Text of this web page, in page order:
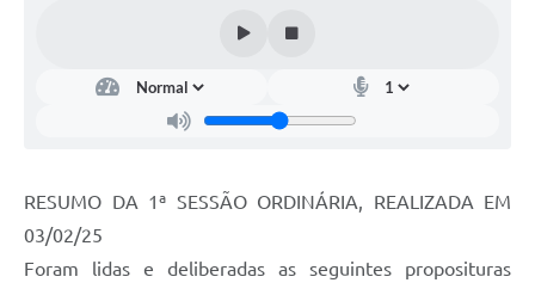
Mesa Diretora
Comissões
Audiências Públicas
RESUMO DA 1ª SESSÃO ORDINÁRIA, REALIZADA EM
03/02/25
Foram lidas e deliberadas as seguintes proposituras